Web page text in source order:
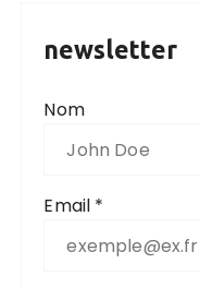
newsletter
Nom
Email *